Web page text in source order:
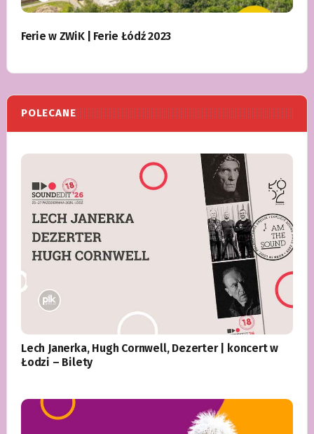
Ferie w ZWiK | Ferie Łódź 2023
POLECANE
Lech Janerka, Hugh Cornwell, Dezerter | koncert w
Łodzi – Bilety